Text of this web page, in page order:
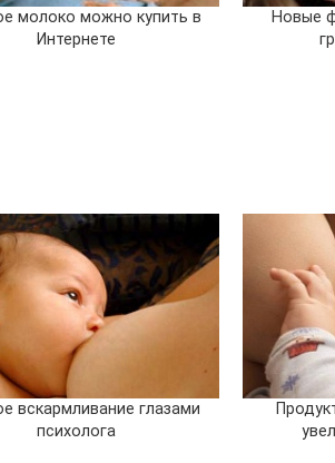
молоко можно купить в
Интернете
Новые
вскармливание глазами
психолога